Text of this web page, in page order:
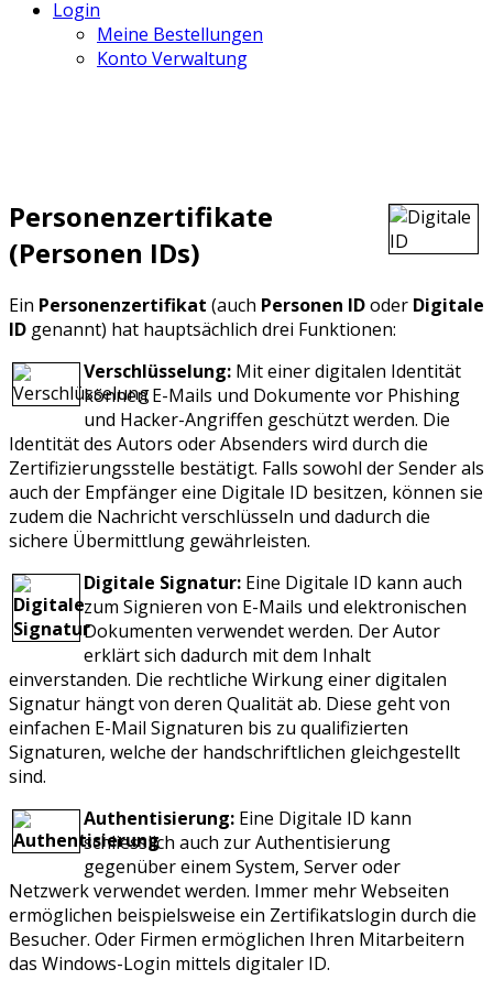
Login
Meine Bestellungen
Konto Verwaltung
Personenzertifikate
(Personen IDs)
Ein Personenzertifikat (auch Personen IDoder Digitale
ID genannt) hat hauptsächlich drei Funktionen:
Verschlüsselung: Mit einer digitalen Identität
können E-Mails und Dokumente vor Phishing
und Hacker-Angriffen geschützt werden. Die
Identität des Autors oder Absenders wird durch die
Zertifizierungsstelle bestätigt. Falls sowohl der Sender als
auch der Empfänger eine Digitale ID besitzen, können sie
zudem die Nachricht verschlüsseln und dadurch die
sichere Übermittlung gewährleisten.
Digitale Signatur: Eine Digitale ID kann auch
zum Signieren von E-Mails und elektronischen
Dokumenten verwendet werden. Der Autor
erklärt sich dadurch mit dem Inhalt
einverstanden. Die rechtliche Wirkung einer digitalen
Signatur hängt von deren Qualität ab. Diese geht von
einfachen E-Mail Signaturen bis zu qualifizierten
Signaturen, welche der handschriftlichen gleichgestellt
sind.
Authentisierung: Eine Digitale ID kann
schliesslich auch zur Authentisierung
gegenüber einem System, Server oder
Netzwerk verwendet werden. Immer mehr Webseiten
ermöglichen beispielsweise ein Zertifikatslogin durch die
Besucher. Oder Firmen ermöglichen Ihren Mitarbeitern
das Windows-Login mittels digitaler ID.